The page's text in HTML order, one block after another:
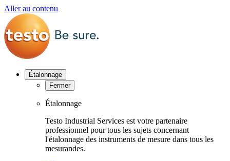
Aller au contenu
Étalonnage
Fermer
Étalonnage
Testo Industrial Services est votre partenaire
professionnel pour tous les sujets concernant
l'étalonnage des instruments de mesure dans tous les
mesurandes.